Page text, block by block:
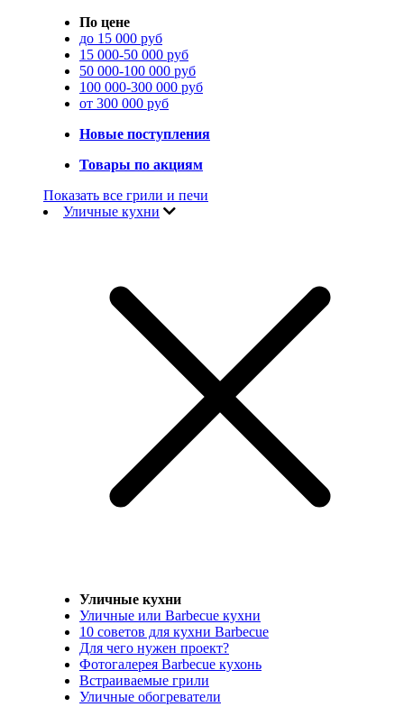
По цене
до 15 000 руб
15 000-50 000 руб
50 000-100 000 руб
100 000-300 000 руб
от 300 000 руб
Новые поступления
Товары по акциям
Показать все грили и печи
Уличные кухни
Уличные кухни
Уличные или Barbecue кухни
10 советов для кухни Barbecue
Для чего нужен проект?
Фотогалерея Barbecue кухонь
Встраиваемые грили
Уличные обогреватели